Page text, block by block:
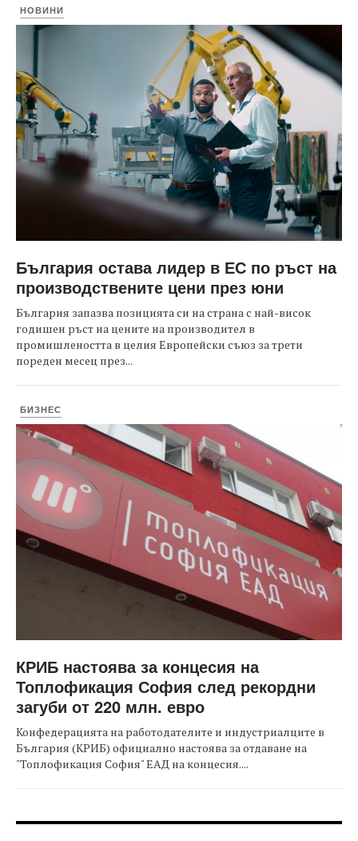
НОВИНИ
България остава лидер в ЕС по ръст на
производствените цени през юни
България запазва позицията си на страна с най-висок
годишен ръст на цените на производител в
промишлеността в целия Европейски съюз за трети
пореден месец през...
БИЗНЕС
КРИБ настоява за концесия на
Топлофикация София след рекордни
загуби от 220 млн. евро
Конфедерацията на работодателите и индустриалците в
България (КРИБ) официално настоява за отдаване на
"Топлофикация София" ЕАД на концесия....